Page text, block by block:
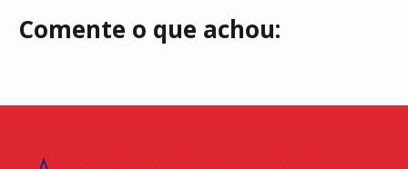
Comente o que achou: